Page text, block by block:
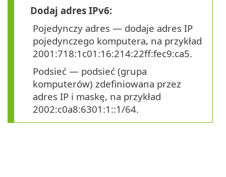
Dodaj adres IPv6:
Pojedynczy adres — dodaje adres IP
pojedynczego komputera, na przykład
2001:718:1c01:16:214:22ff:fec9:ca5.
Podsieć — podsieć (grupa
komputerów) zdefiniowana przez
adres IP i maskę, na przykład
2002:c0a8:6301:1::1/64.